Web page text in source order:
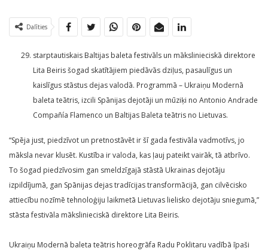
Dalīties
starptautiskais Baltijas baleta festivāls un mākslinieciskā direktore
Lita Beiris šogad skatītājiem piedāvās dziļus, pasaulīgus un
kaislīgus stāstus dejas valodā. Programmā – Ukraiņu Modernā
baleta teātris, izcili Spānijas dejotāji un mūziķi no Antonio Andrade
Compañía Flamenco un Baltijas Baleta teātris no Lietuvas.
“Spēja just, piedzīvot un pretnostāvēt ir šī gada festivāla vadmotīvs, jo
māksla nevar klusēt. Kustība ir valoda, kas ļauj pateikt vairāk, tā atbrīvo.
To šogad piedzīvosim gan smeldzīgajā stāstā Ukrainas dejotāju
izpildījumā, gan Spānijas dejas tradīcijas transformācijā, gan cilvēcisko
attiecību nozīmē tehnoloģiju laikmetā Lietuvas lielisko dejotāju sniegumā,”
stāsta festivāla mākslinieciskā direktore Lita Beiris.
Ukraiņu Modernā baleta teātris horeogrāfa Radu Poklitaru vadībā īpaši